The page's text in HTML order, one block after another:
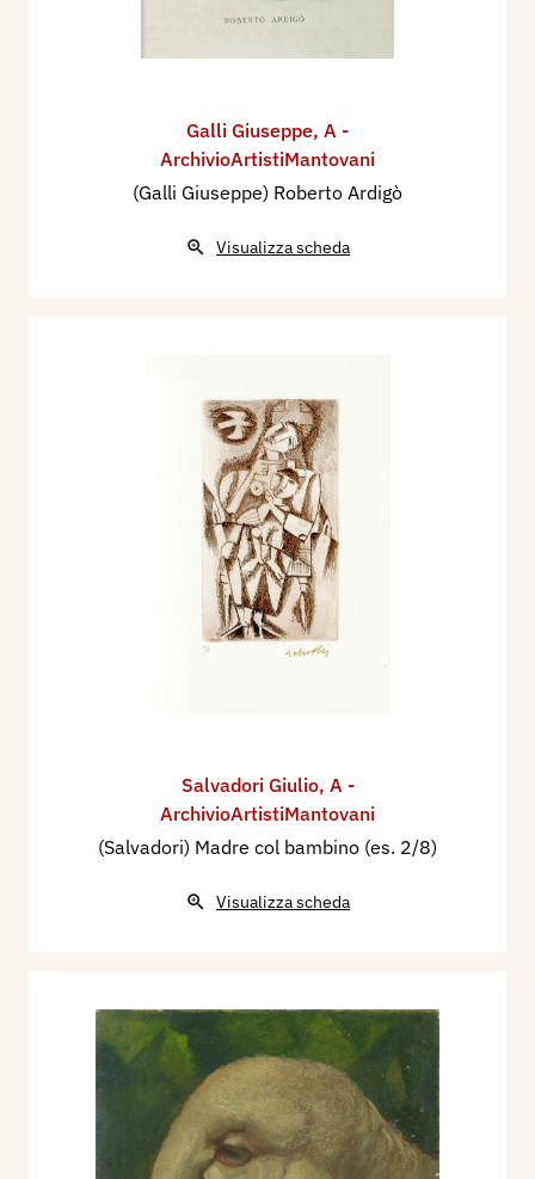
Galli Giuseppe, A -
ArchivioArtistiMantovani
(Galli Giuseppe) Roberto Ardigò
Visualizza scheda
Salvadori Giulio, A -
ArchivioArtistiMantovani
(Salvadori) Madre col bambino (es. 2/8)
Visualizza scheda